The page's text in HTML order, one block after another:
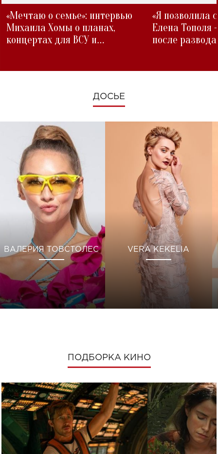
«Мечтаю о семье»: интервью
Михаила Хомы о планах,
концертах для ВСУ и
«Я позволила
Елена Тополя
после развода
ДОСЬЕ
ВАЛЕРИЯ ТОВСТОЛЕС VERA KEKELIA
ПОДБОРКА КИНО